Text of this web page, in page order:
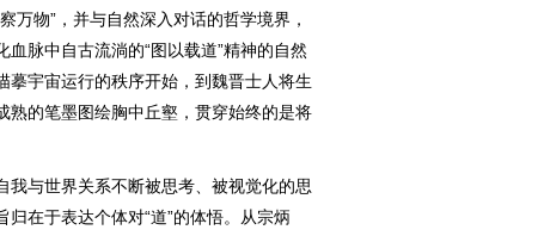
万物”，并与自然深入对话的哲学境界，
脉中自古流淌的“图以载道”精神的自然
摹宇宙运行的秩序开始，到魏晋士人将生
熟的笔墨图绘胸中丘壑，贯穿始终的是将
与世界关系不断被思考、被视觉化的思
在于表达个体对“道”的体悟。从宗炳